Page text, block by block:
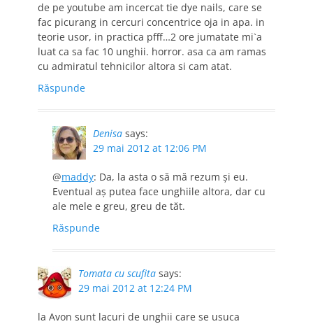
de pe youtube am incercat tie dye nails, care se
fac picurang in cercuri concentrice oja in apa. in
teorie usor, in practica pfff…2 ore jumatate mi`a
luat ca sa fac 10 unghii. horror. asa ca am ramas
cu admiratul tehnicilor altora si cam atat.
Răspunde
Denisa says:
29 mai 2012 at 12:06 PM
@maddy: Da, la asta o să mă rezum şi eu.
Eventual aş putea face unghiile altora, dar cu
ale mele e greu, greu de tăt.
Răspunde
Tomata cu scufita says:
29 mai 2012 at 12:24 PM
la Avon sunt lacuri de unghii care se usuca